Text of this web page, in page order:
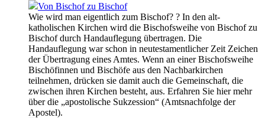
Von Bischof zu Bischof
Wie wird man eigentlich zum Bischof? ? In den alt-
katholischen Kirchen wird die Bischofsweihe von Bischof zu
Bischof durch Handauflegung übertragen. Die
Handauflegung war schon in neutestamentlicher Zeit Zeichen
der Übertragung eines Amtes. Wenn an einer Bischofsweihe
Bischöfinnen und Bischöfe aus den Nachbarkirchen
teilnehmen, drücken sie damit auch die Gemeinschaft, die
zwischen ihren Kirchen besteht, aus. Erfahren Sie hier mehr
über die „apostolische Sukzession“ (Amtsnachfolge der
Apostel).